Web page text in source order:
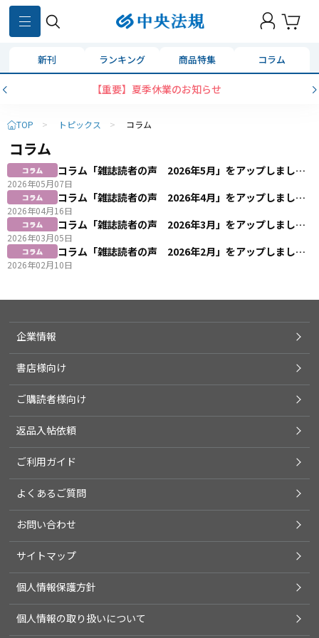
新刊 ランキング 商品特集 コラム
【重要】夏季休業のお知らせ
TOP > トピックス > コラム
コラム
コラム「雑誌読者の声 2026年5月」をアップしまし
た。
2026年05月07日
コラム「雑誌読者の声 2026年4月」をアップしまし
た。
2026年04月16日
コラム「雑誌読者の声 2026年3月」をアップしまし
た。
2026年03月05日
コラム「雑誌読者の声 2026年2月」をアップしまし
た。
2026年02月10日
企業情報
書店様向け
ご購読者様向け
返品入帖依頼
ご利用ガイド
よくあるご質問
お問い合わせ
サイトマップ
個人情報保護方針
個人情報の取り扱いについて